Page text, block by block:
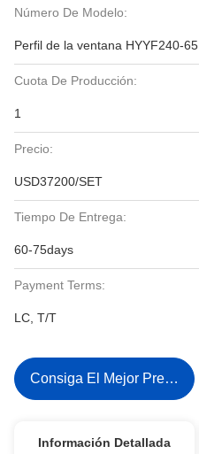
Número De Modelo:
Perfil de la ventana HYYF240-65
Cuota De Producción:
1
Precio:
USD37200/SET
Tiempo De Entrega:
60-75days
Payment Terms:
LC, T/T
Consiga El Mejor Precio
Información Detallada